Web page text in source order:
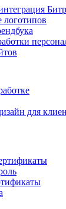
логотипов
для